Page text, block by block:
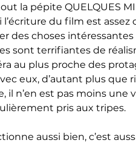
la pépite QUELQUES
l’écriture du film est
des choses
sont terrifiantes de
au plus proche des
eux, d’autant plus que
il n’en est pas moins
pris aux tripes.
aussi bien, c’est